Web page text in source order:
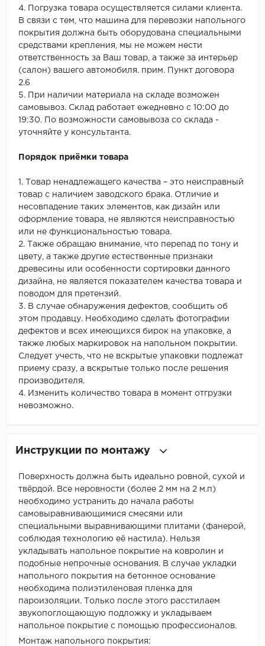
4. Погрузка товара осуществляется силами клиента.
В связи с тем, что машина для перевозки напольного
покрытия должна быть оборудована специальными
средствами крепления, мы не можем нести
ответственность за Ваш товар, а также за интерьер
(салон) вашего автомобиля. прим. Пункт договора
2.6
5. При наличии материала на складе возможен
самовывоз. Склад работает ежедневно с 10:00 до
19:30. По возможности самовывоза со склада -
уточняйте у консультанта.
Порядок приёмки товара
1. Товар ненадлежащего качества – это неисправный
товар с наличием заводского брака. Отличие и
несовпадение таких элементов, как дизайн или
оформление товара, не являются неисправностью
или не функциональностью товара.
2. Также обращаю внимание, что перепад по тону и
цвету, а также другие естественные признаки
древесины или особенности сортировки данного
дизайна, не является показателем качества товара и
поводом для претензий.
3. В случае обнаружения дефектов, сообщить об
этом продавцу. Необходимо сделать фотографии
дефектов и всех имеющихся бирок на упаковке, а
также любых маркировок на напольном покрытии.
Следует учесть, что не вскрытые упаковки подлежат
приему сразу, а вскрытые только после решения
производителя.
4. Изменить количество товара в момент отгрузки
невозможно.
Инструкции по монтажу
Поверхность должна быть идеально ровной, сухой и
твёрдой. Все неровности (более 2 мм на 2 м.п)
необходимо устранить до начала работы
самовыравнивающимися смесями или
специальными выравнивающими плитами (фанерой,
соблюдая технологию её настила). Нельзя
укладывать напольное покрытие на ковролин и
подобные непрочные основания. В случае укладки
напольного покрытия на бетонное основание
необходима полиэтиленовая пленка для
пароизоляции. Только после этого расстилаем
звукопоглощающую подложку и укладываем
напольное покрытие с помощью профессионалов.
Монтаж напольного покрытия: